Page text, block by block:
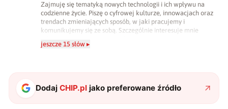
Zajmuję się tematyką nowych technologii i ich wpływu na
codzienne życie. Piszę o cyfrowej kulturze, innowacjach oraz
trendach zmieniających sposób, w jaki pracujemy i
komunikujemy się ze sobą. Szczególnie interesuje mnie
popkulturą. W wolnych chwilach zakopuję się w książkach i
jeszcze 15 słów ▸
DodajCHIP.pl jako preferowane źródło